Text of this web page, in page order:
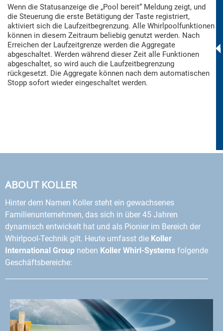
Wenn die Statusanzeige die „Pool bereit“ Meldung zeigt, und
die Steuerung die erste Betätigung der Taste registriert,
aktiviert sich die Laufzeitbegrenzung. Alle Whirlpoolfunktionen
können in diesem Zeitraum beliebig genutzt werden. Nach
Erreichen der Laufzeitgrenze werden die Aggregate
abgeschaltet. Werden während dieser Zeit alle Funktionen
abgeschaltet, so wird auch die Laufzeitbegrenzung
rückgesetzt. Die Aggregate können nach dem automatischen
Stopp sofort wieder eingeschaltet werden.
ABOUT KOLLER
Hinter dem Namen Koller steht ein gewachsenes
Familienunternehmen, das sich in über 45 Jahren
dynamisch entwickelt hat und als Pionier im Bereich der
Whirlpool-Technik gilt. Heute umfasst die Koller
International Group neben Koller Whirl-Systems folgende
Geschäftsbereiche: